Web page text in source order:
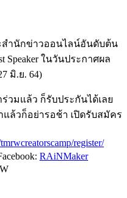
สำนักข่าวออนไลน์อันดับต้น
Speaker ในวันประกาศผล
มิ.ย. 64)
ร่วมแล้ว ก็รับประกันได้เลย
แล้วก็อย่ารอช้า เปิดรับสมัคร
register/
RAiNMaker